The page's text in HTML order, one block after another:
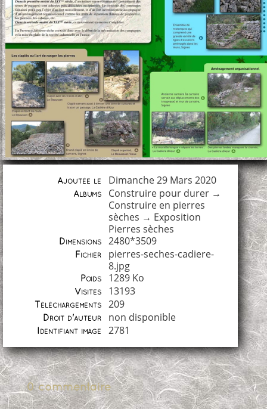
Ajoutée le Dimanche 29 Mars 2020
Albums Construire pour durer→
Construire en pierres
sèches → Exposition
Pierres sèches
Dimensions 2480*3509
Fichier
pierres-seches-cadiere-
8.jpg
Poids 1289 Ko
Visites 13193
Téléchargements 209
Droit d'auteur non disponible
Identifiant image 2781
0 commentaire